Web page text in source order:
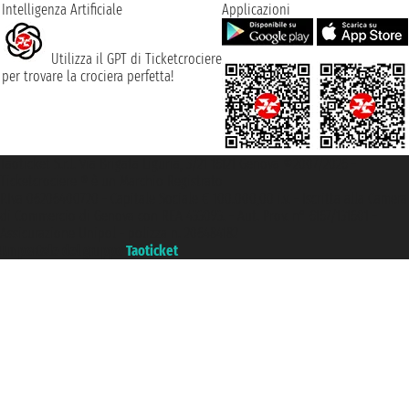
Intelligenza Artificiale
Utilizza il GPT di Ticketcrociere
per trovare la crociera perfetta!
Applicazioni
Taoticket